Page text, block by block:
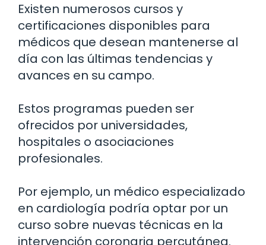
Existen numerosos cursos y
certificaciones disponibles para
médicos que desean mantenerse al
día con las últimas tendencias y
avances en su campo.
Estos programas pueden ser
ofrecidos por universidades,
hospitales o asociaciones
profesionales.
Por ejemplo, un médico especializado
en cardiología podría optar por un
curso sobre nuevas técnicas en la
intervención coronaria percutánea.